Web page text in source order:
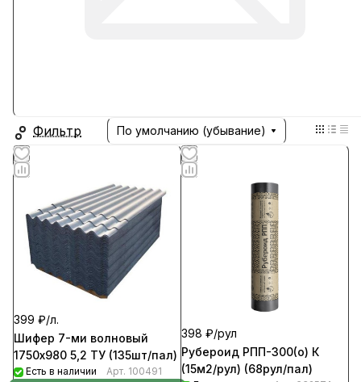
Фильтр По умолчанию (убывание)
399 ₽/л.
Шифер 7-ми волновый
1750х980 5,2 ТУ (135шт/пал)
Есть в наличии Арт. 100491
398 ₽/рул
Рубероид РПП-300(о) К
(15м2/рул) (68рул/пал)